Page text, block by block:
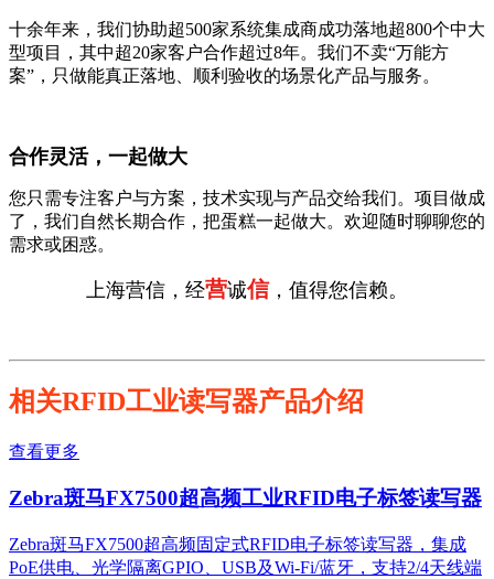
十余年来，我们协助超500家系统集成商成功落地超800个中大
型项目，其中超20家客户合作超过8年。我们不卖“万能方
案”，只做能真正落地、顺利验收的场景化产品与服务。
合作灵活，一起做大
您只需专注客户与方案，技术实现与产品交给我们。项目做成
了，我们自然长期合作，把蛋糕一起做大。欢迎随时聊聊您的
需求或困惑。
上海营信，经营诚信，值得您信赖。
相关RFID工业读写器产品介绍
查看更多
Zebra斑马FX7500超高频工业RFID电子标签读写器
Zebra斑马FX7500超高频固定式RFID电子标签读写器，集成
PoE供电、光学隔离GPIO、USB及Wi-Fi/蓝牙，支持2/4天线端